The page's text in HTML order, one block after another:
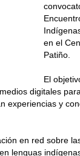
en el
Patiño.
El
digitales
experiencias y
en red sobre
lenguas